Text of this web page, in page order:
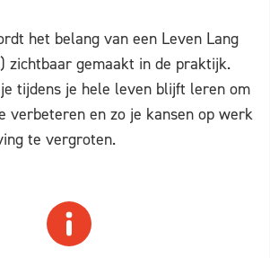
het belang van een Leven Lang
zichtbaar gemaakt in de praktijk.
tijdens je hele leven blijft leren om
verbeteren en zo je kansen op werk
te vergroten.